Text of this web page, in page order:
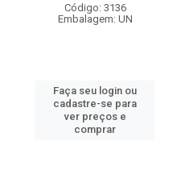
Código: 3136
Embalagem: UN
Faça seu login ou
cadastre-se para
ver preços e
comprar